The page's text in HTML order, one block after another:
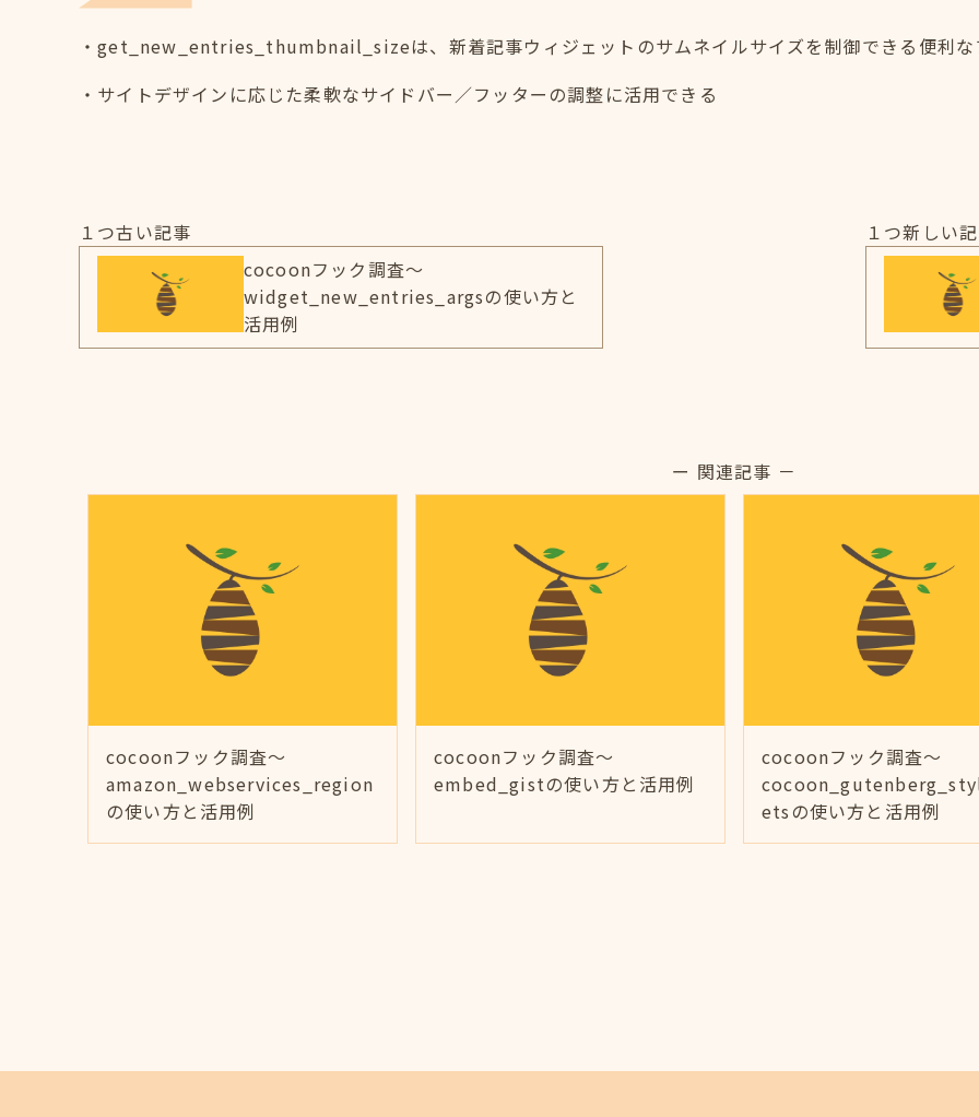
・get_new_entries_thumbnail_sizeは、新着記事ウィジェットのサムネイルサイズを制御できる便利な
・サイトデザインに応じた柔軟なサイドバー／フッターの調整に活用できる
１つ古い記事
cocoonフック調査～
widget_new_entries_argsの使い方と
活用例
１つ新しい
ー 関連記事 －
cocoonフック調査～
amazon_webservices_region
の使い方と活用例
cocoonフック調査～
embed_gistの使い方と活用例
cocoonフック調査～
etsの使い方と活用例